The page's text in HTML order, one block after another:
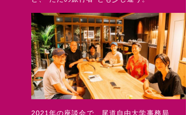
2021年の座談会で、尾道自由大学事務局